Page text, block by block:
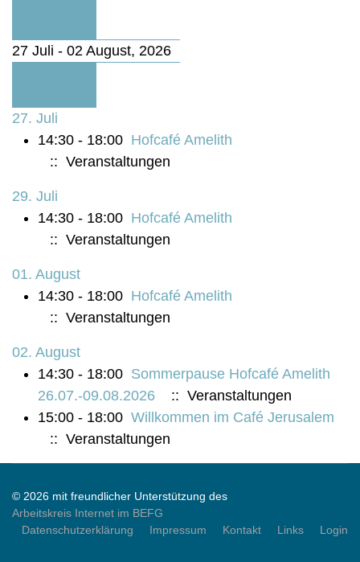
27 Juli - 02 August, 2026
27. Juli
14:30 - 18:00 Hofcafé Amelith
:: Veranstaltungen
29. Juli
14:30 - 18:00 Hofcafé Amelith
:: Veranstaltungen
01. August
14:30 - 18:00 Hofcafé Amelith
:: Veranstaltungen
02. August
14:30 - 18:00 Sommerpause Hofcafé Amelith
26.07.-09.08.2026
:: Veranstaltungen
15:00 - 18:00 Willkommen im Café Jerusalem
:: Veranstaltungen
© 2026 mit freundlicher Unterstützung des
Arbeitskreis Internet im BEFG
Datenschutzerklärung
Impressum Kontakt Links Login